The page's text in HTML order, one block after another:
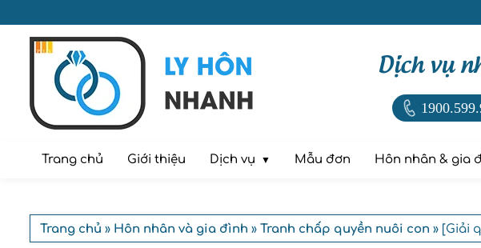
Dịch vụ
Trang chủ Giới thiệu Dịch vụ Mẫu đơn Hôn nhân & gia
Trang chủ » Hôn nhân và gia đình » Tranh chấp quyền nuôi con » [Giải